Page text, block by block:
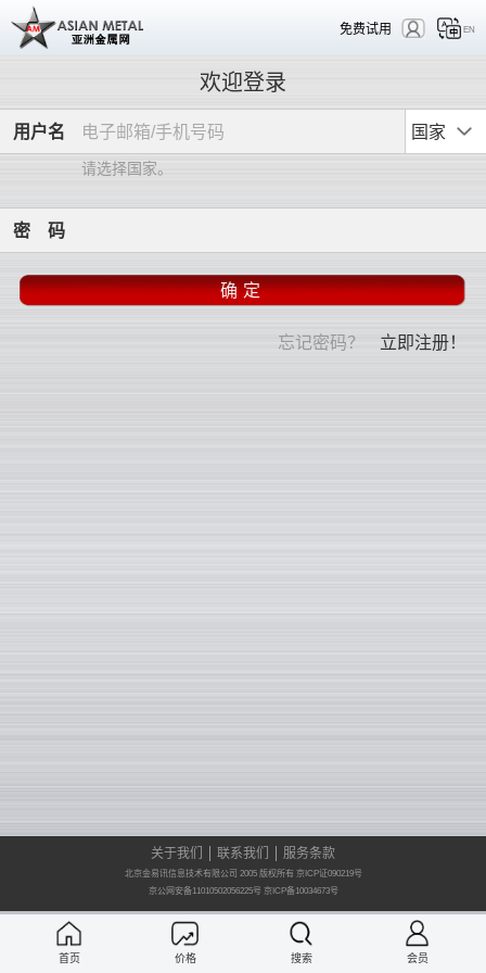
免费试用 EN
欢迎登录
用户名 国家
请选择国家。
密 码
忘记密码？ 立即注册！
首页 价格 搜索 会员
关于我们 联系我们 服务条款
北京金易讯信息技术有限公司 2005 版权所有 京ICP证090219号
京公网安备11010502056225号京ICP备10034673号